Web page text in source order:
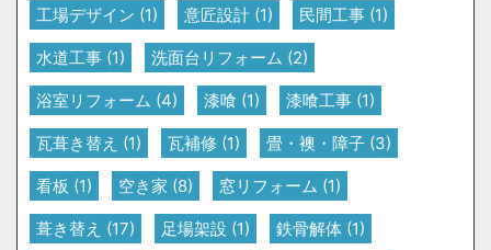
工場デザイン (1) 意匠設計 (1) 民間工事 (1)
水道工事 (1) 洗面台リフォーム (2)
浴室リフォーム (4) 漆喰 (1) 漆喰工事 (1)
瓦葺き替え (1) 瓦補修 (1) 畳・襖・障子 (3)
看板 (1) 空き家 (8) 窓リフォーム (1)
葺き替え (17) 足場架設 (1) 鉄骨解体 (1)